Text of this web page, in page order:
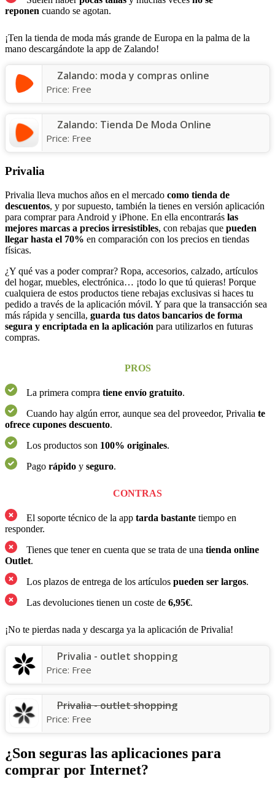
reponen cuando se agotan.
¡Ten la tienda de moda más grande de Europa en la palma de la
mano descargándote la app de Zalando!
Zalando: moda y compras online
Price: Free
Zalando: Tienda De Moda Online
Price: Free
Privalia
Privalia lleva muchos años en el mercado como tienda de
descuentos, y por supuesto, también la tienes en versión aplicación
para comprar para Android y iPhone. En ella encontrarás las
mejores marcas a precios irresistibles, con rebajas que pueden
llegar hasta el 70% en comparación con los precios en tiendas
físicas.
¿Y qué vas a poder comprar? Ropa, accesorios, calzado, artículos
del hogar, muebles, electrónica… ¡todo lo que tú quieras! Porque
cualquiera de estos productos tiene rebajas exclusivas si haces tu
pedido a través de la aplicación móvil. Y para que la transacción sea
más rápida y sencilla, guarda tus datos bancarios de forma
segura y encriptada en la aplicación para utilizarlos en futuras
compras.
PROS
La primera compra tiene envío gratuito.
Cuando hay algún error, aunque sea del proveedor, Privalia te
ofrece cupones descuento.
Los productos son 100% originales.
Pago rápido y seguro.
CONTRAS
El soporte técnico de la app tarda bastante tiempo en
responder.
Tienes que tener en cuenta que se trata de una tienda online
Outlet.
Los plazos de entrega de los artículos pueden ser largos.
Las devoluciones tienen un coste de 6,95€.
¡No te pierdas nada y descarga ya la aplicación de Privalia!
Privalia - outlet shopping
Price: Free
Privalia - outlet shopping
Price: Free
¿Son seguras las aplicaciones para
comprar por Internet?